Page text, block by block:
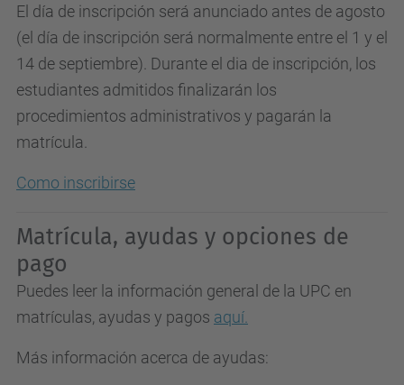
El día de inscripción será anunciado antes de agosto
(el día de inscripción será normalmente entre el 1 y el
14 de septiembre). Durante el dia de inscripción, los
estudiantes admitidos finalizarán los
procedimientos administrativos y pagarán la
matrícula.
Como inscribirse
Matrícula, ayudas y opciones de
pago
Puedes leer la información general de la UPC en
matrículas, ayudas y pagos aquí.
Más información acerca de ayudas: